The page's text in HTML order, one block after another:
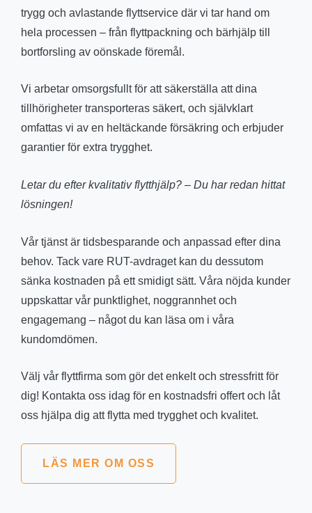
trygg och avlastande flyttservice där vi tar hand om
hela processen – från flyttpackning och bärhjälp till
bortforsling av oönskade föremål.
Vi arbetar omsorgsfullt för att säkerställa att dina
tillhörigheter transporteras säkert, och självklart
omfattas vi av en heltäckande försäkring och erbjuder
garantier för extra trygghet.
Letar du efter kvalitativ flytthjälp? – Du har redan hittat
lösningen!
Vår tjänst är tidsbesparande och anpassad efter dina
behov. Tack vare RUT-avdraget kan du dessutom
sänka kostnaden på ett smidigt sätt. Våra nöjda kunder
uppskattar vår punktlighet, noggrannhet och
engagemang – något du kan läsa om i våra
kundomdömen.
Välj vår flyttfirma som gör det enkelt och stressfritt för
dig! Kontakta oss idag för en kostnadsfri offert och låt
oss hjälpa dig att flytta med trygghet och kvalitet.
LÄS MER OM OSS